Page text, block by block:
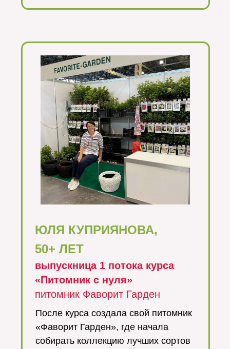
ЮЛЯ КУПРИЯНОВА,
50+ ЛЕТ
выпускница 1 потока курса
«Питомник с нуля»
питомник Фаворит Гарден
После курса создала свой питомник
«Фаворит Гарден», где начала
собирать коллекцию лучших сортов